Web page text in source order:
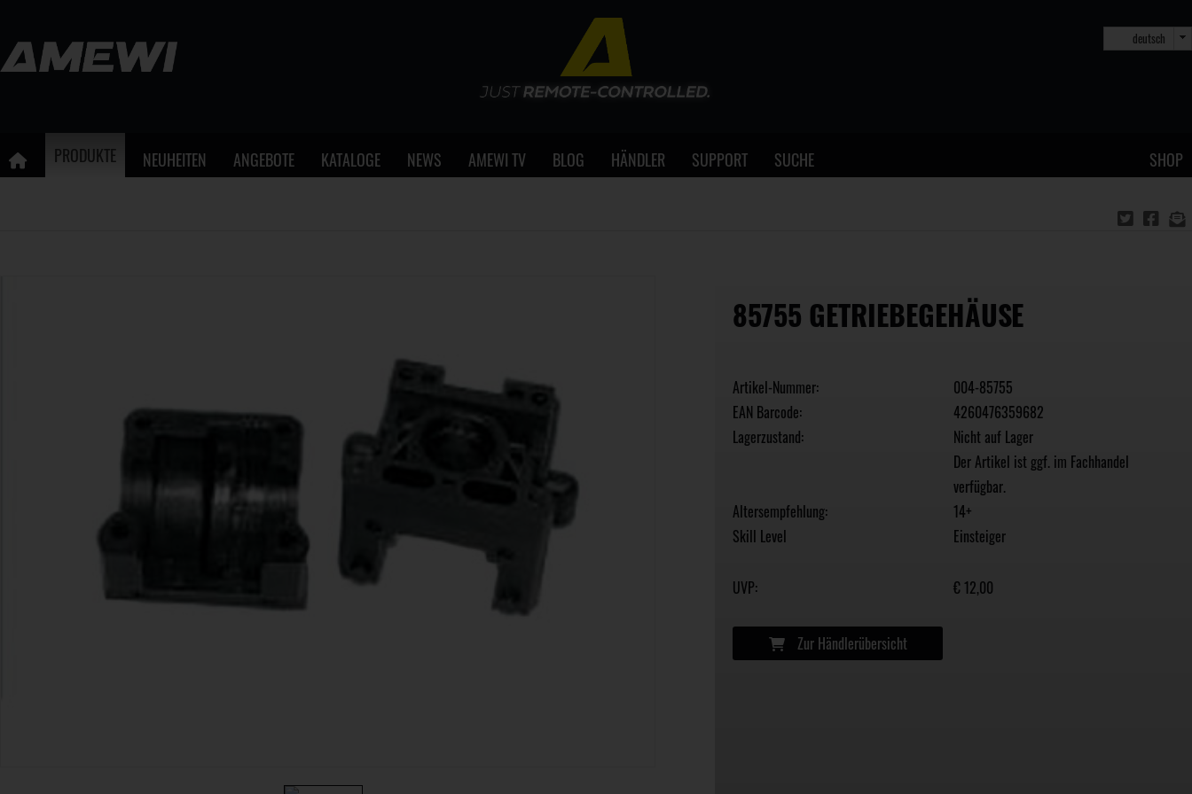
deutsch
PRODUKTE NEUHEITEN ANGEBOTE KATALOGE NEWS AMEWI TV BLOG HÄNDLER SUPPORT SUCHE SHOP
85755 GETRIEBEGEHÄUSE
Artikel-Nummer:
004-85755
EAN Barcode:
4260476359682
Lagerzustand:
Nicht auf Lager
Der Artikel ist ggf. im Fachhandel
verfügbar.
Altersempfehlung:
14+
Skill Level
Einsteiger
UVP: € 12,00
Zur Händlerübersicht